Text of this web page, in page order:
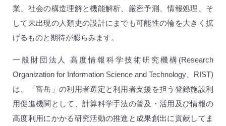
業、社会の構造理解と機能解析、厳密予測、情報処理、そ
して未出現の人類史の設計にまでも可能性の輪を大きく拡
げるものと期待が膨らみます。
一般財団法人 高度情報科学技術研究機構(Research
Organization for Information Science and Technology、RIST)
は、「富岳」の利用者選定と利用者支援を担う登録施設利
用促進機関として、計算科学手法の普及・活用及び情報の
高度利用にかかる研究活動の推進と成果創出に貢献してま